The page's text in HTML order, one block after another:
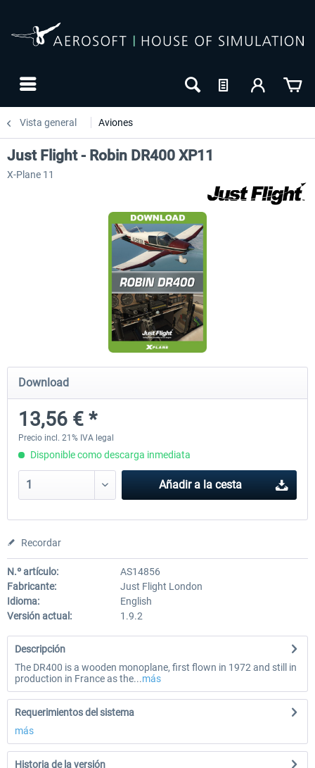
Vista general Aviones
Diamond DA-62
38,59 € *
Cessna 208 Grand Caravan
Just Flight - Robin DR400 XP11
X-Plane 11
Download
13,56 € *
Precio incl. 21% IVA legal
Disponible como descarga inmediata
Añadir a la cesta
Recordar
N.º artículo:
AS14856
Fabricante:
Just Flight London
Idioma:
English
Versión actual:
1.9.2
Descripción
The DR400 is a wooden monoplane, first flown in 1972 and still in
production in France as the...más
Requerimientos del sistema
más
Historia de la versión